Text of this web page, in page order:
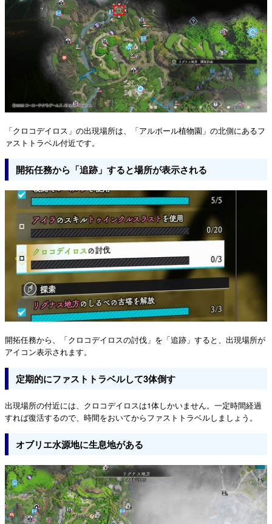
「クロコデイロス」の出現場所は、「アルボール植物園」の北側にあるフ
ァストトラベル付近です。
開拓任務から「追跡」すると場所が表示される
開拓任務から、「クロコデイロスの討伐」を「追跡」すると、出現場所が
アイコン表示されます。
定期的にファストトラベルして3体倒す
出現場所の付近には、クロコデイロスは1体しかいません。一定時間経過
すれば復活するので、時間をおいてからファストトラベルしましょう。
オブリエ水源地に生息地がある